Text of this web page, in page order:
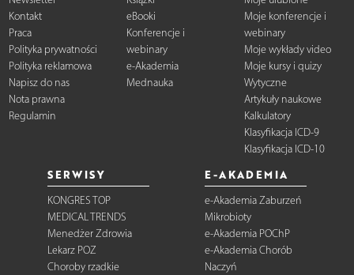
Kontakt
Praca
Polityka prywatności
Polityka reklamowa
Napisz do nas
Nota prawna
Regulamin
eBooki
Konferencje i
webinary
e-Akademia
Mednauka
Moje konferencje i
webinary
Moje wykłady video
Moje kursy i quizy
Wytyczne
Artykuły naukowe
Kalkulatory
Klasyfikacja ICD-9
Klasyfikacja ICD-10
SERWISY
KONGRES TOP
MEDICAL TRENDS
Menedżer Zdrowia
Lekarz POZ
Choroby rzadkie
E-AKADEMIA
e-Akademia Zaburzeń
Mikrobioty
e-Akademia POChP
e-Akademia Chorób
Naczyń